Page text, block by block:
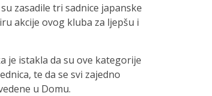
zasadile tri sadnice japanske
akcije ovog kluba za ljepšu i
je istakla da su ove kategorije
te da se svi zajedno
u Domu.